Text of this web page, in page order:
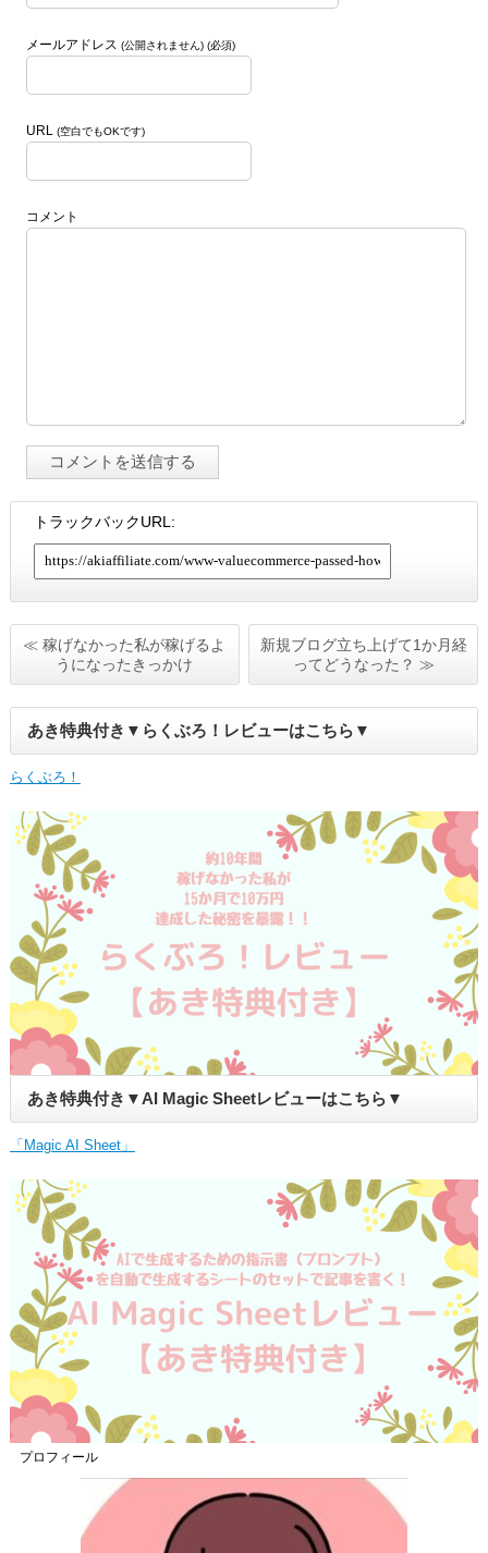
メールアドレス (公開されません) (必須)
URL (空白でもOKです)
コメント
トラックバックURL:
≪ 稼げなかった私が稼げるよ
うになったきっかけ
新規ブログ立ち上げて1か月経
ってどうなった？ ≫
あき特典付き▼らくぶろ！レビューはこちら▼
らくぶろ！
あき特典付き▼AI Magic Sheetレビューはこちら▼
「Magic AI Sheet」
プロフィール